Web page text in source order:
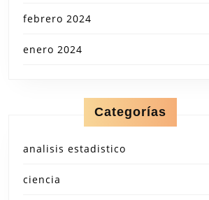
febrero 2024
enero 2024
Categorías
analisis estadistico
ciencia